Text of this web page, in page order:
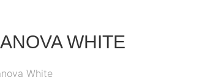
WHITE
White